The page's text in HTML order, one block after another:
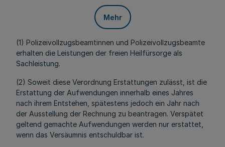
Mehr
(1) Polizeivollzugsbeamtinnen und Polizeivollzugsbeamte
erhalten die Leistungen der freien Heilfürsorge als
Sachleistung.
(2) Soweit diese Verordnung Erstattungen zulässt, ist die
Erstattung der Aufwendungen innerhalb eines Jahres
nach ihrem Entstehen, spätestens jedoch ein Jahr nach
der Ausstellung der Rechnung zu beantragen. Verspätet
geltend gemachte Aufwendungen werden nur erstattet,
wenn das Versäumnis entschuldbar ist.